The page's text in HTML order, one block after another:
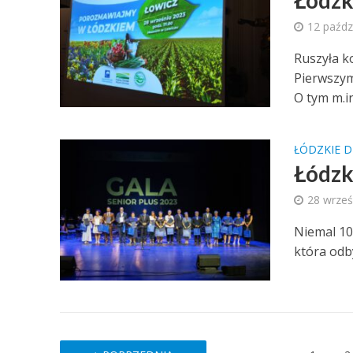
12
Ruszyła
O tym
ŁÓDZKIE
28
Niemal
która